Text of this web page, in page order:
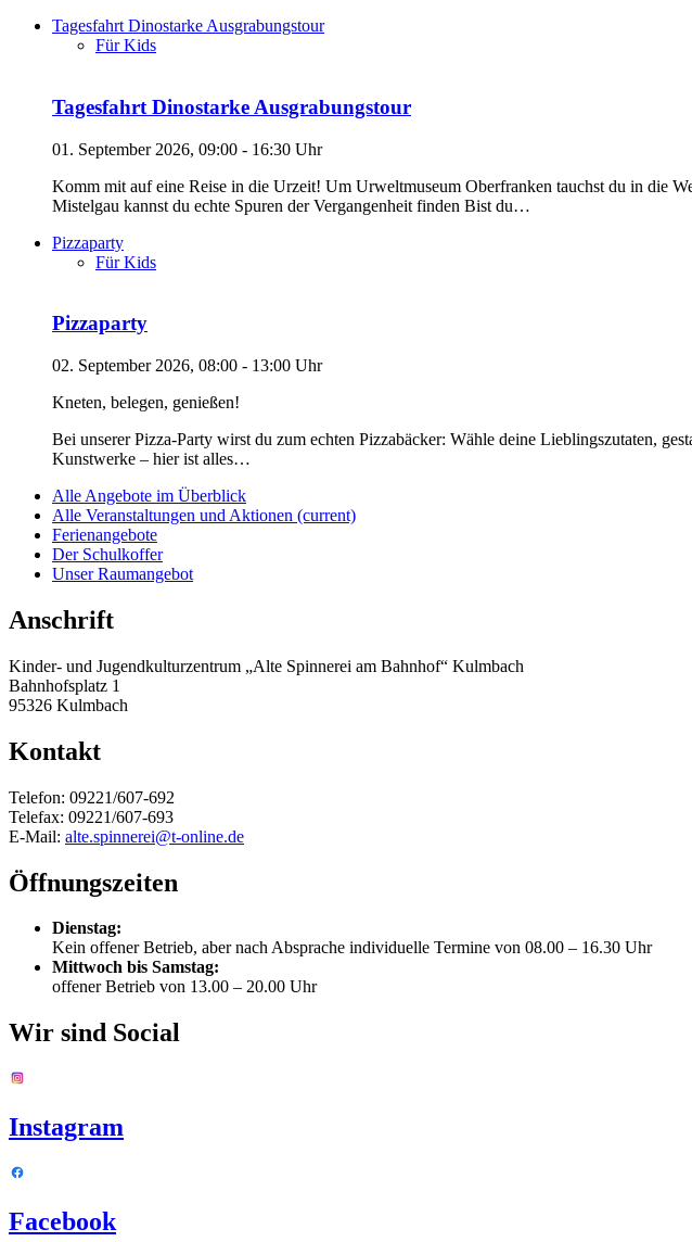
Tagesfahrt Dinostarke Ausgrabungstour
Für Kids
Tagesfahrt Dinostarke Ausgrabungstour
01. September 2026, 09:00 - 16:30 Uhr
Komm mit auf eine Reise in die Urzeit! Um Urweltmuseum Oberfranken tauchst du in die
Mistelgau kannst du echte Spuren der Vergangenheit finden Bist du…
Pizzaparty
Für Kids
Pizzaparty
02. September 2026, 08:00 - 13:00 Uhr
Kneten, belegen, genießen!
Bei unserer Pizza-Party wirst du zum echten Pizzabäcker: Wähle deine Lieblingszutaten,
Kunstwerke – hier ist alles…
Alle Angebote im Überblick
Alle Veranstaltungen und Aktionen (current)
Ferienangebote
Der Schulkoffer
Unser Raumangebot
Anschrift
Kinder- und Jugendkulturzentrum „Alte Spinnerei am Bahnhof“ Kulmbach
Bahnhofsplatz 1
95326 Kulmbach
Kontakt
Telefon: 09221/607-692
Telefax: 09221/607-693
E-Mail: alte.spinnerei@t-online.de
Öffnungszeiten
Dienstag:
Kein offener Betrieb, aber nach Absprache individuelle Termine von 08.00 – 16.30 Uhr
Mittwoch bis Samstag:
offener Betrieb von 13.00 – 20.00 Uhr
Wir sind Social
Instagram
Facebook